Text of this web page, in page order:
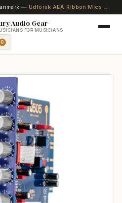
— Udforsk AEA Ribbon Mics →
Audio Gear
FOR MUSICIANS
0